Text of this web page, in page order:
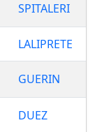
SPITALERI
LALIPRETE
GUERIN
DUEZ